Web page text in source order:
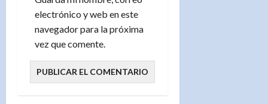
electrónico y web en este
navegador para la próxima
vez que comente.